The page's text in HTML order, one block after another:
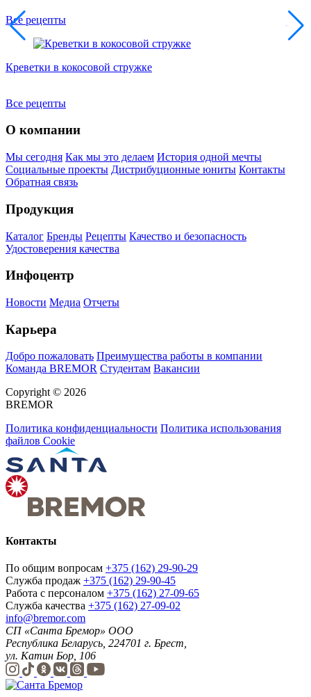
Все рецепты
Креветки в кокосовой стружке
Все рецепты
О компании
Мы сегодня Как мы это делаем История одной мечты
Социальные проекты Дистрибуционные юниты Контакты
Обратная связь
Продукция
Каталог Бренды Рецепты Качество и безопасность
Удостоверения качества
Инфоцентр
Новости Медиа Отчеты
Карьера
Добро пожаловать Преимущества работы в компании
Команда BREMOR Студентам Вакансии
Copyright © 2026
BREMOR
Политика конфиденциальности Политика использования
файлов Cookie
Контакты
По общим вопросам +375 (162) 29-90-29
Служба продаж +375 (162) 29-90-45
Работа с персоналом +375 (162) 27-09-65
Служба качества +375 (162) 27-09-02
info@bremor.com
СП «Санта Бремор» ООО
Республика Беларусь, 224701 г. Брест,
ул. Катин Бор, 106